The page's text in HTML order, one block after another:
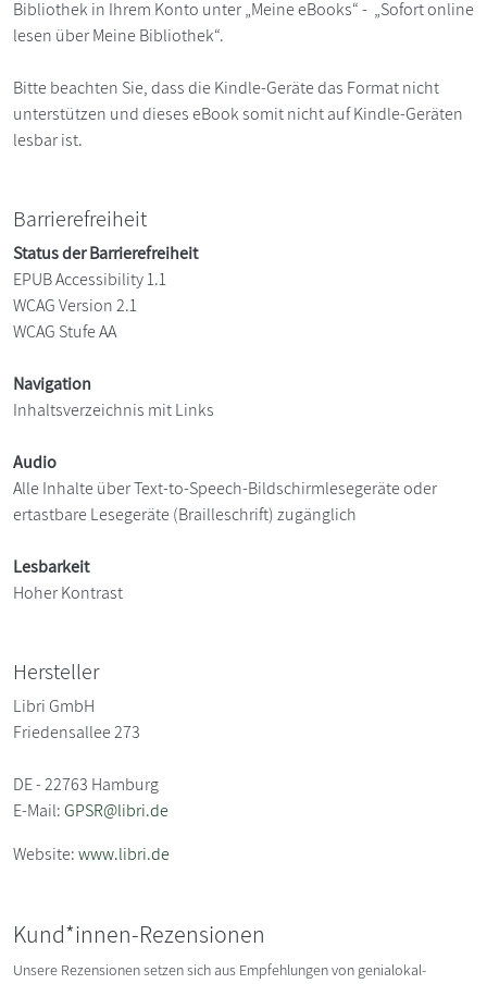
Bibliothek in Ihrem Konto unter „Meine eBooks“ - „Sofort online
lesen über Meine Bibliothek“.
Bitte beachten Sie, dass die Kindle-Geräte das Format nicht
unterstützen und dieses eBook somit nicht auf Kindle-Geräten
lesbar ist.
Barrierefreiheit
Status der Barrierefreiheit
EPUB Accessibility 1.1
WCAG Version 2.1
WCAG Stufe AA
Navigation
Inhaltsverzeichnis mit Links
Audio
Alle Inhalte über Text-to-Speech-Bildschirmlesegeräte oder
ertastbare Lesegeräte (Brailleschrift) zugänglich
Lesbarkeit
Hoher Kontrast
Hersteller
Libri GmbH
Friedensallee 273
DE - 22763 Hamburg
E-Mail:GPSR@libri.de
Website:www.libri.de
Kund*innen-Rezensionen
Unsere Rezensionen setzen sich aus Empfehlungen von genialokal-